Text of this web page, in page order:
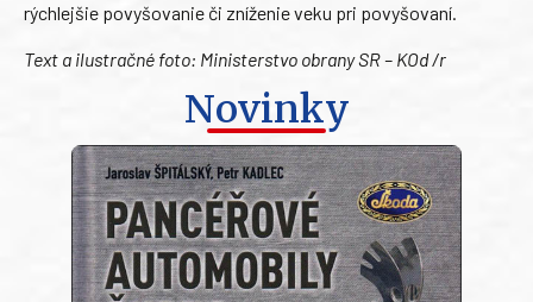
rýchlejšie povyšovanie či zníženie veku pri povyšovaní.
Text a ilustračné foto: Ministerstvo obrany SR – KOd /r
Novinky